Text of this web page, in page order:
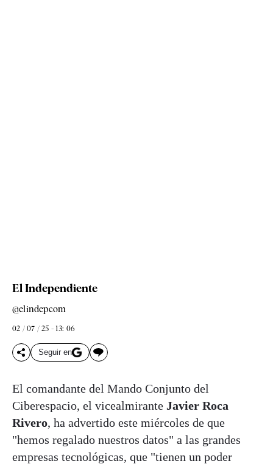
El Independiente
@elindepcom
02 / 07 / 25 - 13: 06
Seguir en
El comandante del Mando Conjunto del
Ciberespacio, el vicealmirante Javier Roca
Rivero, ha advertido este miércoles de que
"hemos regalado nuestros datos" a las grandes
empresas tecnológicas, que "tienen un poder